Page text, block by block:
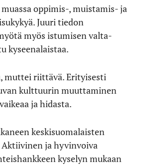
oppimis-, muistamis- ja
Juuri tiedon
myös istumisen valta-
kyseenalaistaa.
muttei riittävä. Erityisesti
kulttuurin muuttaminen
ja hidasta.
keskisuomalaisten
ja hyvinvoiva
kyselyn mukaan